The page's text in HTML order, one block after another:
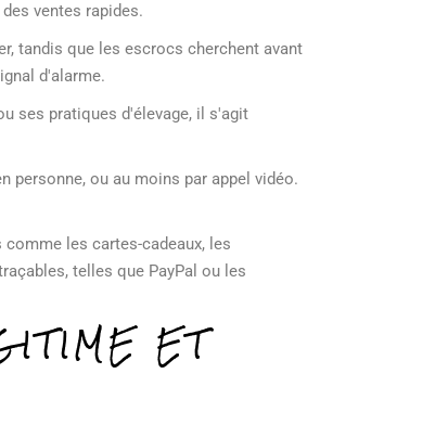
ventes rapides.
tandis que les escrocs cherchent avant
d'alarme.
ses pratiques d'élevage, il s'agit
personne, ou au moins par appel vidéo.
les cartes-cadeaux, les
telles que PayPal ou les
ET